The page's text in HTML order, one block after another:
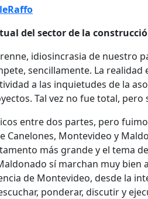
del sector de la
idiosincrasia de nuestro
sencillamente. La realidad
a las inquietudes de la
Tal vez no fue total,
entre dos partes, pero
Canelones, Montevideo y
más grande y el tema
sí marchan muy bien
de Montevideo, desde la
ponderar, discutir y